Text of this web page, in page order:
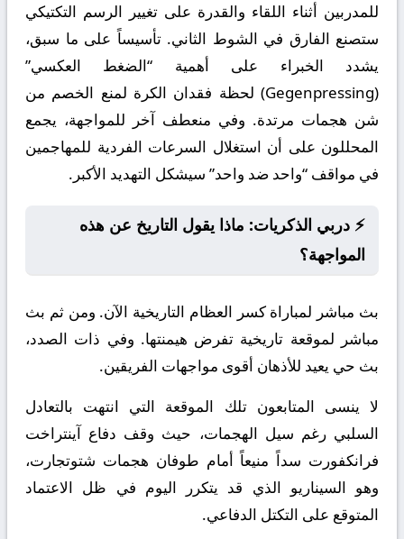
للمدربين أثناء اللقاء والقدرة على تغيير الرسم التكتيكي
ستصنع الفارق في الشوط الثاني. تأسيساً على ما سبق،
يشدد الخبراء على أهمية “الضغط العكسي”
(Gegenpressing) لحظة فقدان الكرة لمنع الخصم من
شن هجمات مرتدة. وفي منعطف آخر للمواجهة، يجمع
المحللون على أن استغلال السرعات الفردية للمهاجمين
في مواقف “واحد ضد واحد” سيشكل التهديد الأكبر.
⚡ دربي الذكريات: ماذا يقول التاريخ عن هذه
المواجهة؟
بث مباشر لمباراة كسر العظام التاريخية الآن. ومن ثم بث
مباشر لموقعة تاريخية تفرض هيمنتها. وفي ذات الصدد،
بث حي يعيد للأذهان أقوى مواجهات الفريقين.
لا ينسى المتابعون تلك الموقعة التي انتهت بالتعادل
السلبي رغم سيل الهجمات، حيث وقف دفاع آينتراخت
فرانكفورت سداً منيعاً أمام طوفان هجمات شتوتجارت،
وهو السيناريو الذي قد يتكرر اليوم في ظل الاعتماد
المتوقع على التكتل الدفاعي.